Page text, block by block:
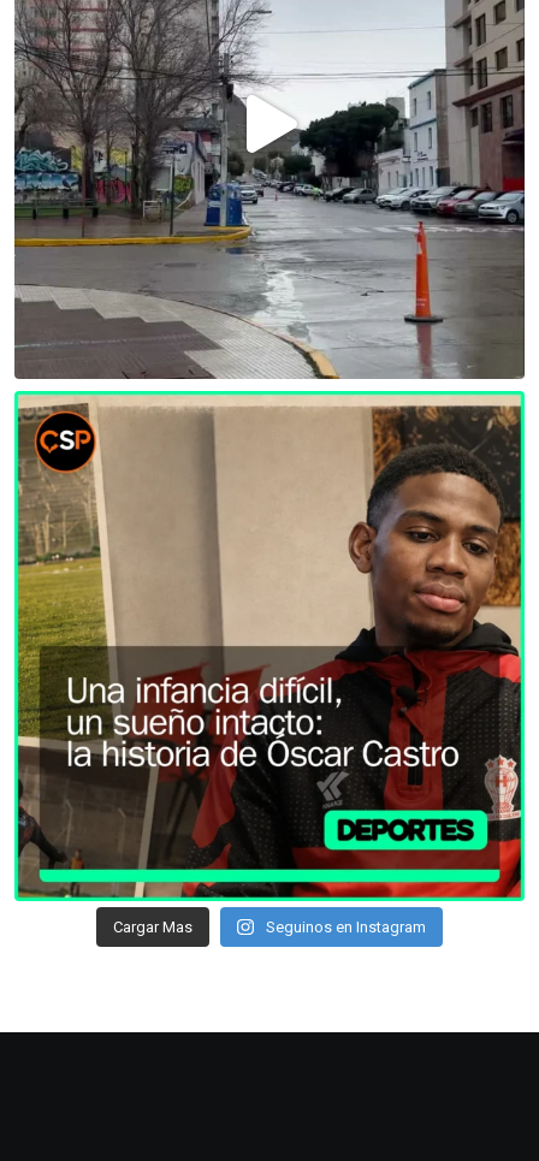
Cargar Mas Seguinos en Instagram